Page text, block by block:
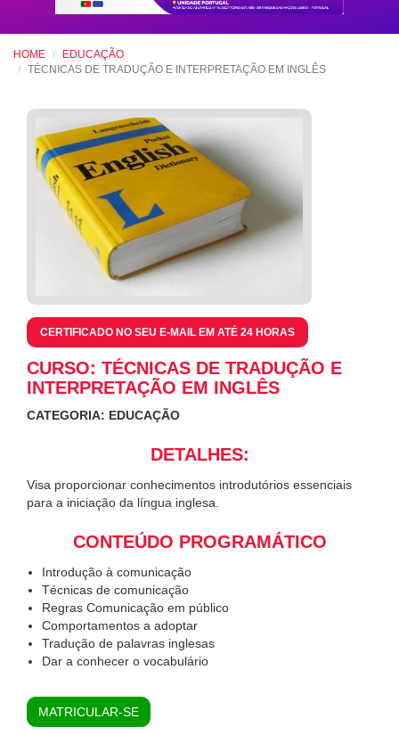
HOME
EDUCAÇÃO
TÉCNICAS DE TRADUÇÃO E INTERPRETAÇÃO EM INGLÊS
CERTIFICADO NO SEU E-MAIL EM ATÉ 24 HORAS
CURSO: TÉCNICAS DE TRADUÇÃO E
INTERPRETAÇÃO EM INGLÊS
CATEGORIA: EDUCAÇÃO
DETALHES:
Visa proporcionar conhecimentos introdutórios essenciais
para a iniciação da língua inglesa.
CONTEÚDO PROGRAMÁTICO
Introdução à comunicação
Técnicas de comunicação
Regras Comunicação em público
Comportamentos a adoptar
Tradução de palavras inglesas
Dar a conhecer o vocabulário
MATRICULAR-SE